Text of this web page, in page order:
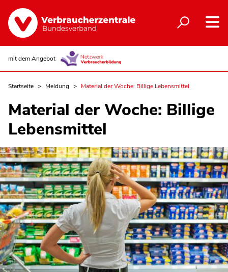
mit dem Angebot
Startseite Meldung Material der Woche: Billige Lebensmittel
Material der Woche: Billige
Lebensmittel